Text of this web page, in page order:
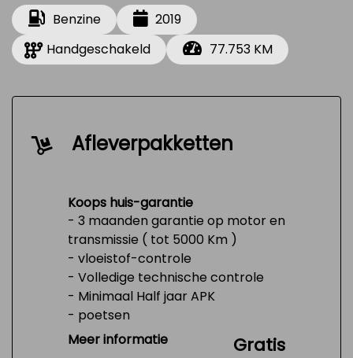
Benzine
2019
Handgeschakeld
77.753 KM
Afleverpakketten
Koops huis-garantie
- 3 maanden garantie op motor en
transmissie ( tot 5000 Km )
- vloeistof-controle
- Volledige technische controle
- Minimaal Half jaar APK
- poetsen
- Tank 1/4 vol
Meer informatie Gratis